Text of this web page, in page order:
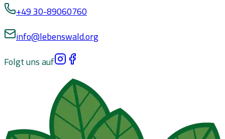
+49 30-89060760
info@lebenswald.org
Folgt uns auf